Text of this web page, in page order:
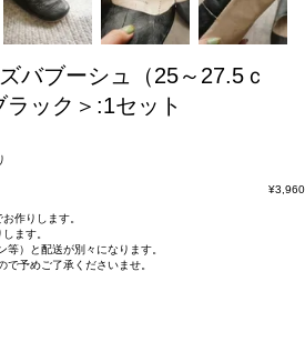
バブーシュ（25～27.5ｃ
ック＞:1セット
¥3,960
お作りします。
ます。
等）と配送が別々 になります。
で予めご了承くださいませ。